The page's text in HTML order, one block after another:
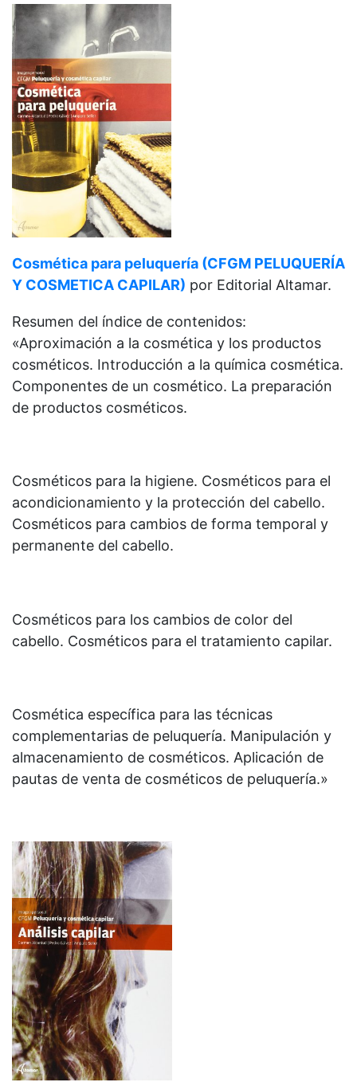
Cosmética para peluquería (CFGM PELUQUERÍA
Y COSMETICA CAPILAR) por Editorial Altamar.
Resumen del índice de contenidos:
«Aproximación a la cosmética y los productos
cosméticos. Introducción a la química cosmética.
Componentes de un cosmético. La preparación
de productos cosméticos.
Cosméticos para la higiene. Cosméticos para el
acondicionamiento y la protección del cabello.
Cosméticos para cambios de forma temporal y
permanente del cabello.
Cosméticos para los cambios de color del
cabello. Cosméticos para el tratamiento capilar.
Cosmética específica para las técnicas
complementarias de peluquería. Manipulación y
almacenamiento de cosméticos. Aplicación de
pautas de venta de cosméticos de peluquería.»